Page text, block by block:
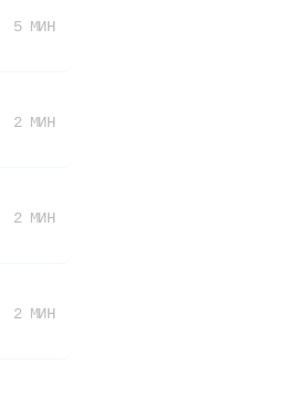
5 МИН
2 МИН
2 МИН
2 МИН